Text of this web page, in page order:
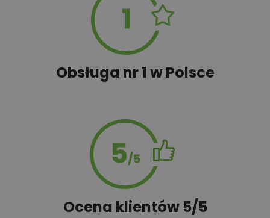
Obsługa nr 1 w Polsce
Ocena klientów 5/5